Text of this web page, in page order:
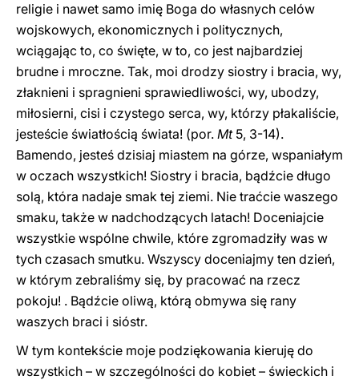
religie i nawet samo imię Boga do własnych celów
wojskowych, ekonomicznych i politycznych,
wciągając to, co święte, w to, co jest najbardziej
brudne i mroczne. Tak, moi drodzy siostry i bracia, wy,
złaknieni i spragnieni sprawiedliwości, wy, ubodzy,
miłosierni, cisi i czystego serca, wy, którzy płakaliście,
jesteście światłością świata! (por. Mt5, 3-14).
Bamendo, jesteś dzisiaj miastem na górze, wspaniałym
w oczach wszystkich! Siostry i bracia, bądźcie długo
solą, która nadaje smak tej ziemi. Nie traćcie waszego
smaku, także w nadchodzących latach! Doceniajcie
wszystkie wspólne chwile, które zgromadziły was w
tych czasach smutku. Wszyscy doceniajmy ten dzień,
w którym zebraliśmy się, by pracować na rzecz
pokoju! . Bądźcie oliwą, którą obmywa się rany
waszych braci i sióstr.
W tym kontekście moje podziękowania kieruję do
wszystkich – w szczególności do kobiet – świeckich i